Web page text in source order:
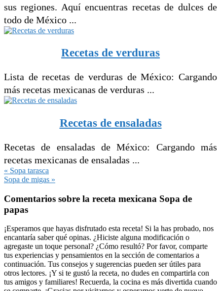
sus regiones. Aquí encuentras recetas de dulces de
todo de México ...
Recetas de verduras
Lista de recetas de verduras de México: Cargando
más recetas mexicanas de verduras ...
Recetas de ensaladas
Recetas de ensaladas de México: Cargando más
recetas mexicanas de ensaladas ...
Entrada
anterior:
« Sopa tarasca
Siguiente
Sopa de migas »
con
los
lectores
Comentarios sobre la receta mexicana Sopa de
papas
¡Esperamos que hayas disfrutado esta receta! Si la has probado, nos
encantaría saber qué opinas. ¿Hiciste alguna modificación o
agregaste un toque personal? ¿Cómo resultó? Por favor, comparte
tus experiencias y pensamientos en la sección de comentarios a
continuación. Tus consejos y sugerencias pueden ser útiles para
otros lectores. ¡Y si te gustó la receta, no dudes en compartirla con
tus amigos y familiares! Recuerda, la cocina es más divertida cuando